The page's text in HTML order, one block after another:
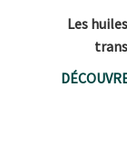
Les